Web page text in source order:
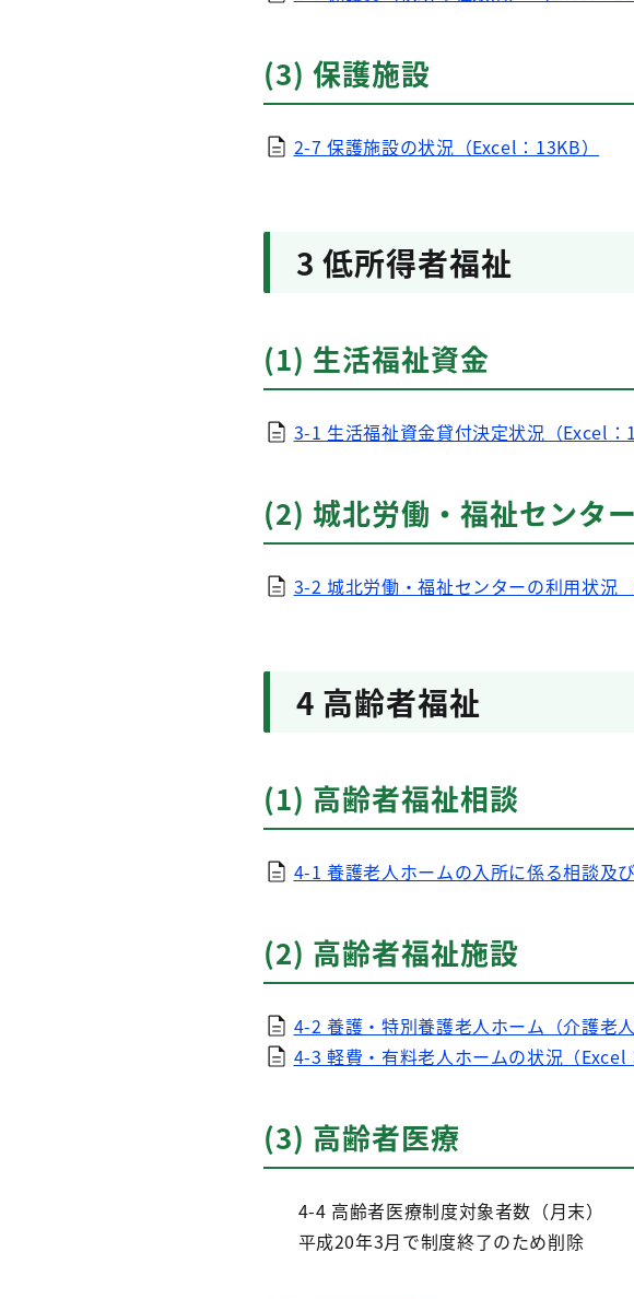
(3) 保護施設
2-7 保護施設の状況（Excel：13KB）
3 低所得者福祉
(1) 生活福祉資金
3-1 生活福祉資金貸付決定状況（Excel：
(2) 城北労働・福祉センター
3-2 城北労働・福祉センターの利用状況
4 高齢者福祉
(1) 高齢者福祉相談
4-1 養護老人ホームの入所に係る相談及
(2) 高齢者福祉施設
4-2 養護・特別養護老人ホーム（介護老
4-3 軽費・有料老人ホームの状況（Excel
(3) 高齢者医療
4-4 高齢者医療制度対象者数（月末）
平成20年3月で制度終了のため削除